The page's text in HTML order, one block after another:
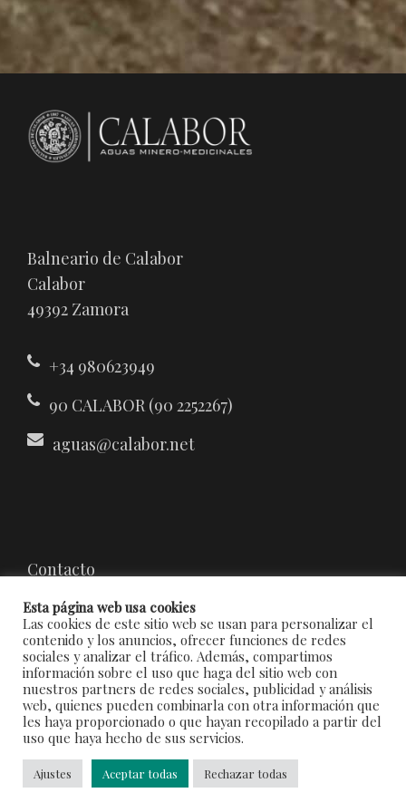
Balneario de Calabor
Calabor
49392 Zamora
+34 980623949
90 CALABOR (90 2252267)
aguas@calabor.net
Contacto
Política de Cookies
Protección de datos
© Copyright 2022 Balneario de Calabor
Esta página web usa cookies
Las cookies de este sitio web se usan para personalizar el
contenido y los anuncios, ofrecer funciones de redes
sociales y analizar el tráfico. Además, compartimos
información sobre el uso que haga del sitio web con
nuestros partners de redes sociales, publicidad y análisis
web, quienes pueden combinarla con otra información que
les haya proporcionado o que hayan recopilado a partir del
uso que haya hecho de sus servicios.
Ajustes Aceptar todas Rechazar todas
RESERVAR TIENDA CONTACTO